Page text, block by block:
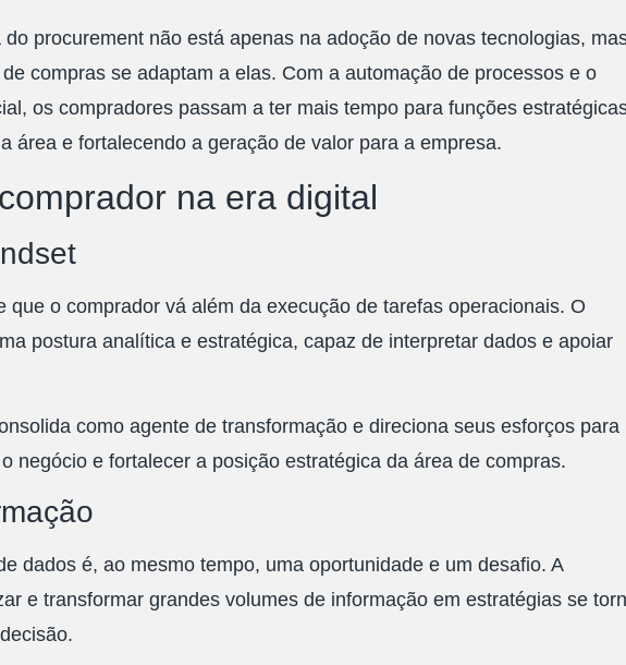
procurement não está apenas na adoção de novas tecnologias,
compras se adaptam a elas. Com a automação de processos e o
os compradores passam a ter mais tempo para funções
área e fortalecendo a geração de valor para a empresa.
na era digital
que o comprador vá além da execução de tarefas operacionais. O
postura analítica e estratégica, capaz de interpretar dados e apoiar
como agente de transformação e direciona seus esforços para
negócio e fortalecer a posição estratégica da área de compras.
dados é, ao mesmo tempo, uma oportunidade e um desafio. A
e transformar grandes volumes de informação em estratégias se